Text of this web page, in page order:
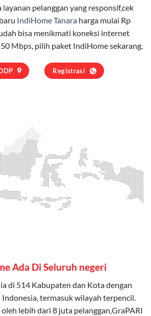
layanan pelanggan yang responsif,cek
IndiHome Tanara harga mulai Rp
bisa menikmati koneksi internet
Mbps, pilih paket IndiHomesekarang.
Registrasi
Ada Di Seluruh negeri
di 514 Kabupaten dan Kota dengan
termasuk wilayah terpencil.
lebih dari 8 juta pelanggan,GraPARI